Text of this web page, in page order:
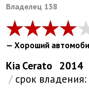
Bладелец 138
— Хороший
Kia Cerato 2014
/срок владения: